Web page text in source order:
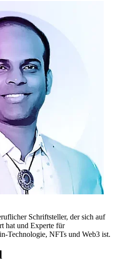
Schriftsteller, der sich auf
hat und Experte für
Technologie, NFTs und Web3 ist.